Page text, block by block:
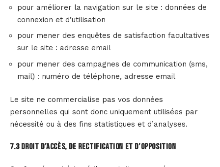
pour améliorer la navigation sur le site : données de
connexion et d’utilisation
pour mener des enquêtes de satisfaction facultatives
sur le site : adresse email
pour mener des campagnes de communication (sms,
mail) : numéro de téléphone, adresse email
Le site ne commercialise pas vos données
personnelles qui sont donc uniquement utilisées par
nécessité ou à des fins statistiques et d’analyses.
7.3 Droit d’accès, de rectification et d’opposition